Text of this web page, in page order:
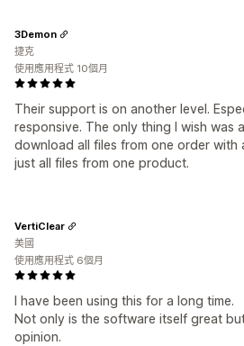
Their support is on another level.
responsive. The only thing I wish was
download all files from one order with
just all files from one product.
3Demon
捷克
使用應用程式 10個月
I have been using this for a long time.
Not only is the software itself great
opinion.
VertiClear
美國
使用應用程式 6個月